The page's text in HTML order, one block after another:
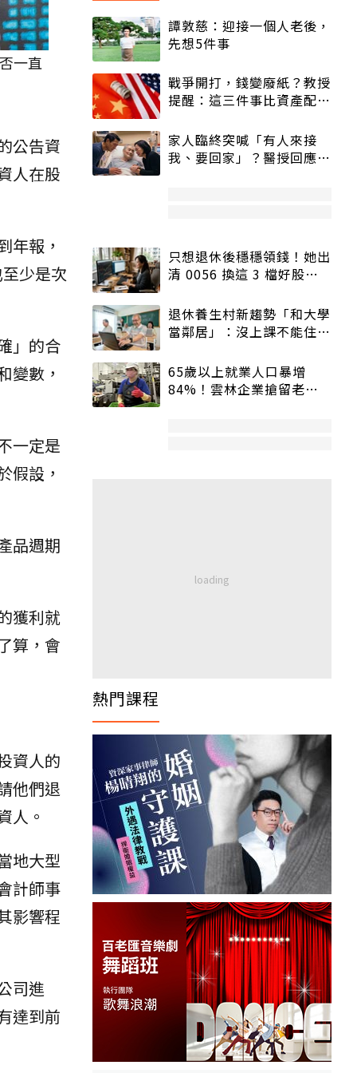
一直
公告資
人在股
年報，
少是次
」的合
變數，
一定是
假設，
品週期
獲利就
算，會
資人的
他們退
人。
地大型
計師事
影響程
司進
達到前
譚敦慈：迎接一個人老後，
先想5件事
戰爭開打，錢變廢紙？教授
提醒：這三件事比資產配置
家人臨終突喊「有人來接
我、要回家」？醫授回應方
只想退休後穩穩領錢！她出
清 0056 換這 3 檔好股：
退休養生村新趨勢「和大學
當鄰居」：沒上課不能住、
65歲以上就業人口暴增
84%！雲林企業搶留老員
熱門課程